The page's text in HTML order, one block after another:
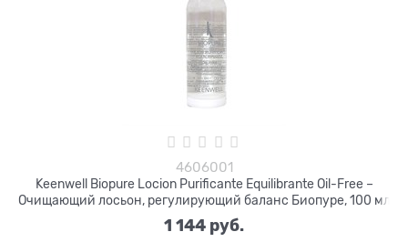
4606001
Keenwell Biopure Locion Purificante Equilibrante Oil-Free –
Очищающий лосьон, регулирующий баланс Биопуре, 100 мл
1 144 руб.